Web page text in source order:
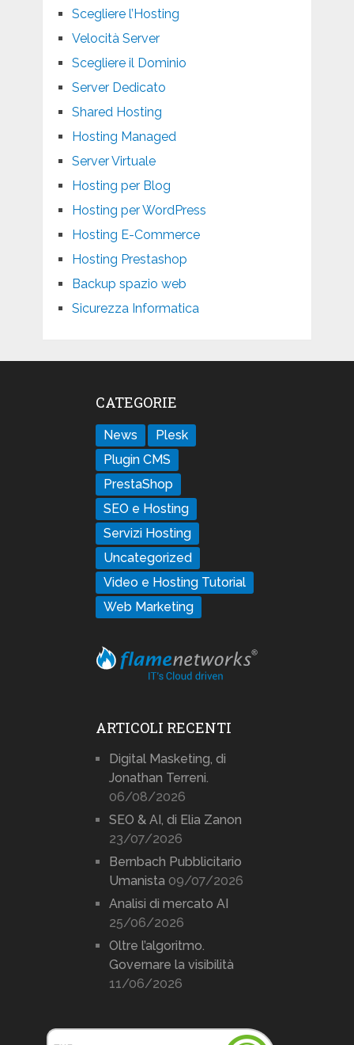
Scegliere l’Hosting
Velocità Server
Scegliere il Dominio
Server Dedicato
Shared Hosting
Hosting Managed
Server Virtuale
Hosting per Blog
Hosting per WordPress
Hosting E-Commerce
Hosting Prestashop
Backup spazio web
Sicurezza Informatica
CATEGORIE
News
Plesk
Plugin CMS
PrestaShop
SEO e Hosting
Servizi Hosting
Uncategorized
Video e Hosting Tutorial
Web Marketing
ARTICOLI RECENTI
Digital Masketing, di
Jonathan Terreni.
06/08/2026
SEO & AI, di Elia Zanon
23/07/2026
Bernbach Pubblicitario
Umanista 09/07/2026
Analisi di mercato AI
25/06/2026
Oltre l’algoritmo.
Governare la visibilità
11/06/2026